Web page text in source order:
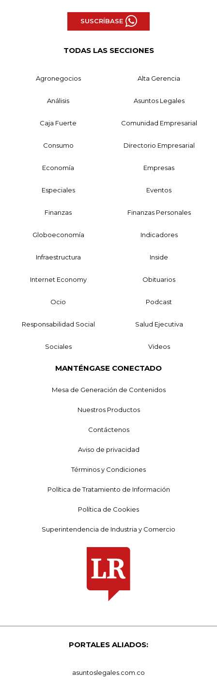
SUSCRÍBASE
TODAS LAS SECCIONES
Agronegocios Alta Gerencia
Análisis Asuntos Legales
Caja Fuerte Comunidad Empresarial
Consumo Directorio Empresarial
Economía Empresas
Especiales Eventos
Finanzas Finanzas Personales
Globoeconomía Indicadores
Infraestructura Inside
Internet Economy Obituarios
Ocio Podcast
Responsabilidad Social Salud Ejecutiva
Sociales Videos
MANTÉNGASE CONECTADO
Mesa de Generación de Contenidos
Nuestros Productos
Contáctenos
Aviso de privacidad
Términos y Condiciones
Política de Tratamiento de Información
Política de Cookies
Superintendencia de Industria y Comercio
PORTALES ALIADOS:
asuntoslegales.com.co